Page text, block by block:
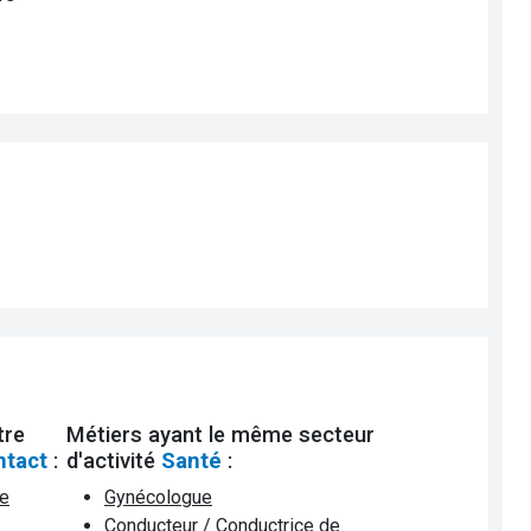
:
Métiers ayant le même secteur
d'activité Santé :
Gynécologue
Conducteur / Conductrice de